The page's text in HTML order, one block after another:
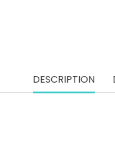
DESCRIPTION